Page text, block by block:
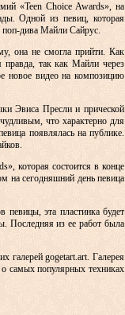
«Teen Choice Awards», на
Одной из певиц, которая
поп-дива Майли Сайрус.
она не смогла прийти. Как
правда, так как Майли через
новое видео на композицию
Эвиса Пресли и прической
что характерно для
появлялась на публике.
которая состоится в конце
на сегодняшний день певица
эта пластинка будет
Последняя из ее работ была
галерей gogetart.art. Галерея
самых популярных техниках